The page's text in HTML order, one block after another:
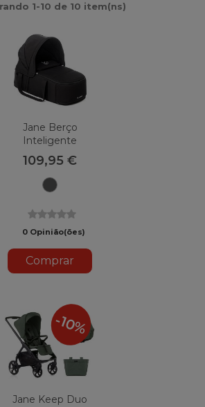
1-10 de 10 item(ns)
Jane Berço
Inteligente
109,95 €
U82
0 Opinião(ões)
Comprar
Jane Keep Duo
-10%